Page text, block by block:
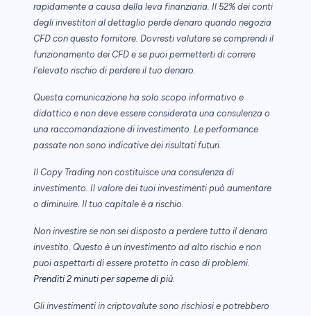
rapidamente a causa della leva finanziaria. Il 52% dei conti
degli investitori al dettaglio perde denaro quando negozia
CFD con questo fornitore. Dovresti valutare se comprendi il
funzionamento dei CFD e se puoi permetterti di correre
l'elevato rischio di perdere il tuo denaro.
Questa comunicazione ha solo scopo informativo e
didattico e non deve essere considerata una consulenza o
una raccomandazione di investimento. Le performance
passate non sono indicative dei risultati futuri.
Il Copy Trading non costituisce una consulenza di
investimento. Il valore dei tuoi investimenti può aumentare
o diminuire. Il tuo capitale è a rischio.
Non investire se non sei disposto a perdere tutto il denaro
investito. Questo è un investimento ad alto rischio e non
puoi aspettarti di essere protetto in caso di problemi.
Prenditi 2 minuti per saperne di più.
Gli investimenti in criptovalute sono rischiosi e potrebbero